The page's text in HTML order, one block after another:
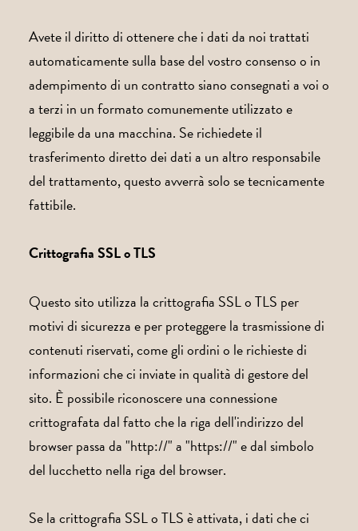
Avete il diritto di ottenere che i dati da noi trattati
automaticamente sulla base del vostro consenso o in
adempimento di un contratto siano consegnati a voi o
a terzi in un formato comunemente utilizzato e
leggibile da una macchina. Se richiedete il
trasferimento diretto dei dati a un altro responsabile
del trattamento, questo avverrà solo se tecnicamente
fattibile.
Crittografia SSL o TLS
Questo sito utilizza la crittografia SSL o TLS per
motivi di sicurezza e per proteggere la trasmissione di
contenuti riservati, come gli ordini o le richieste di
informazioni che ci inviate in qualità di gestore del
sito. È possibile riconoscere una connessione
crittografata dal fatto che la riga dell'indirizzo del
browser passa da "http://" a "https://" e dal simbolo
del lucchetto nella riga del browser.
Se la crittografia SSL o TLS è attivata, i dati che ci